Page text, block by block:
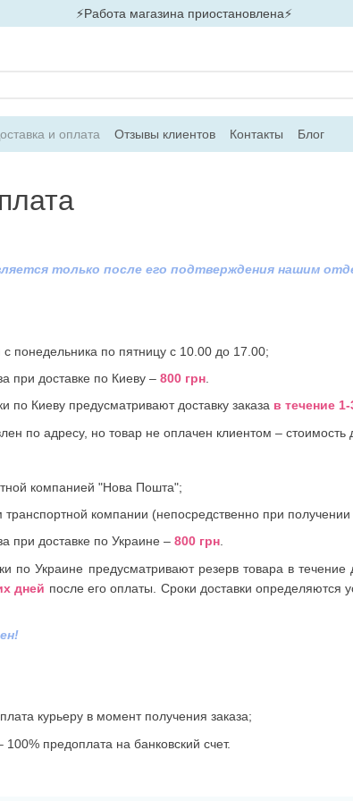
⚡Работа магазина приостановлена⚡
и оплата Отзывы клиентов Контакты Блог
только после его подтверждения нашим
понедельника по пятницу с 10.00 до 17.00;
при доставке по Киеву – 800 грн
по Киеву предусматривают доставку заказа в течение
по адресу, но товар не оплачен клиентом – стоимость
компанией "Нова Пошта";
компании (непосредственно при получении
при доставке по Украине – 800 грн.
по Украине предусматривают резерв товара в
дней после его оплаты. Сроки доставки определяются
курьеру в момент получения заказа;
100% предоплата на банковский счет.